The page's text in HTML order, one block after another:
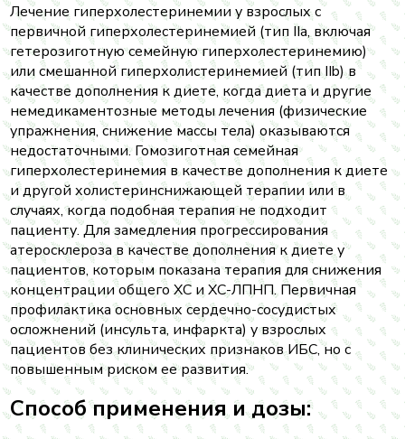
Лечение гиперхолестеринемии у взрослых с
первичной гиперхолестеринемией (тип IIa, включая
гетерозиготную семейную гиперхолестеринемию)
или смешанной гиперхолистеринемией (тип IIb) в
качестве дополнения к диете, когда диета и другие
немедикаментозные методы лечения (физические
упражнения, снижение массы тела) оказываются
недостаточными. Гомозиготная семейная
гиперхолестеринемия в качестве дополнения к диете
и другой холистеринснижающей терапии или в
случаях, когда подобная терапия не подходит
пациенту. Для замедления прогрессирования
атеросклероза в качестве дополнения к диете у
пациентов, которым показана терапия для снижения
концентрации общего ХС и ХС-ЛПНП. Первичная
профилактика основных сердечно-сосудистых
осложнений (инсульта, инфаркта) у взрослых
пациентов без клинических признаков ИБС, но с
повышенным риском ее развития.
Способ применения и дозы: